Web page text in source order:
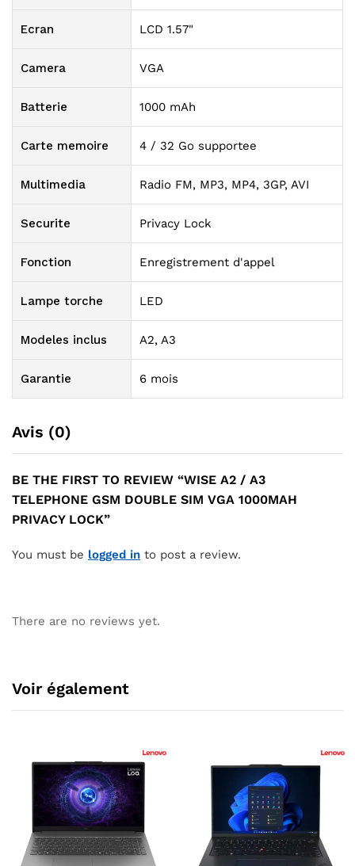
Ecran LCD 1.57"
Camera VGA
Batterie 1000 mAh
Carte memoire 4 / 32 Go supportee
Multimedia Radio FM, MP3, MP4, 3GP, AVI
Securite Privacy Lock
Fonction Enregistrement d'appel
Lampe torche LED
Modeles inclus A2, A3
Garantie 6 mois
Avis (0)
BE THE FIRST TO REVIEW “WISE A2 / A3
TELEPHONE GSM DOUBLE SIM VGA 1000MAH
PRIVACY LOCK”
You must be logged in to post a review.
There are no reviews yet.
Voir également